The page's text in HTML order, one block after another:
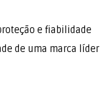
e fiabilidade
de uma marca líder